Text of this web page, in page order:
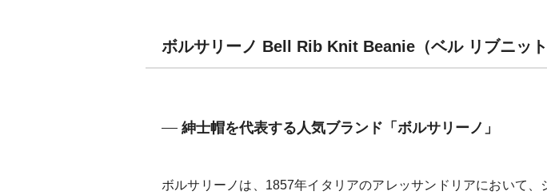
ボルサリーノ Bell Rib Knit Beanie（ベル リブニッ
紳士帽を代表する人気ブランド「ボルサリーノ」
ボルサリーノは、1857年イタリアのアレッサンドリアにおいて、